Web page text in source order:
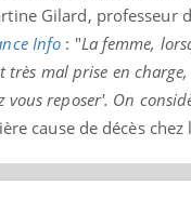
Gilard, professeur
Info : "La femme,
mal prise en charge,
reposer'. On
cause de décès chez